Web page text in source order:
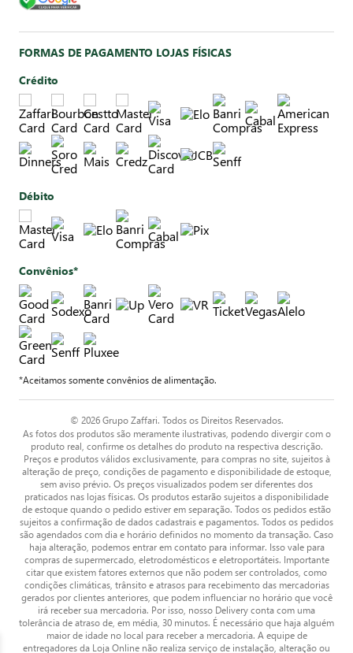
FORMAS DE PAGAMENTO LOJAS FÍSICAS
Crédito
Débito
Convênios*
*Aceitamos somente convênios de alimentação.
© 2026 Grupo Zaffari. Todos os Direitos Reservados.
As fotos dos produtos são meramente ilustrativas, podendo divergir com o
produto real, confirme os detalhes do produto na respectiva descrição.
Preços e produtos válidos exclusivamente, para compras no site, sujeitos à
alteração de preço, condições de pagamento e disponibilidade de estoque,
sem aviso prévio. Os preços visualizados podem ser diferentes dos
praticados nas lojas físicas. Os produtos estarão sujeitos a disponibilidade
de estoque quando o pedido estiver em separação. Todos os pedidos estão
sujeitos a confirmação de dados cadastrais e pagamentos. Todos os pedidos
são agendados com dia e horário definidos no momento da transação. Caso
haja alteração, podemos entrar em contato para informar. Isso vale para
compras de supermercado, eletrodomésticos e eletroportáteis. Importante
citar que existem fatores externos que não podem ser controlados, como
condições climáticas, trânsito e atrasos para recebimento das mercadorias
gerados por clientes anteriores, que podem influenciar no horário que você
irá receber sua mercadoria. Por isso, nosso Delivery conta com uma
tolerância de atraso de, em média, 30 minutos. É necessário que haja alguém
maior de idade no local para receber a mercadoria. A equipe de
entregadores da Loja Online não realiza serviço de instalação, alteração ou